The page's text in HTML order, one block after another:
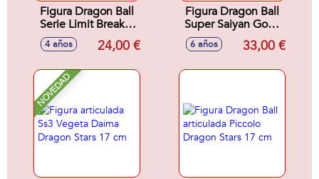
Figura Dragon Ball
Serie Limit Breaker
Vegeta 30 Cm
4 años 24,00 €
Figura Dragon Ball
Super Saiyan Goku
42 cm
6 años 33,00 €
NOVEDAD